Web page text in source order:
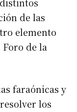
de las
elemento
de la
faraónicas y
los